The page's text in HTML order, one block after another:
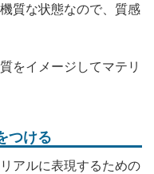
質な状態なので、質感
をイメージしてマテリ
つける
アルに表現するための